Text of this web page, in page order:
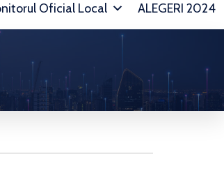
Oficial Local ALEGERI 2024